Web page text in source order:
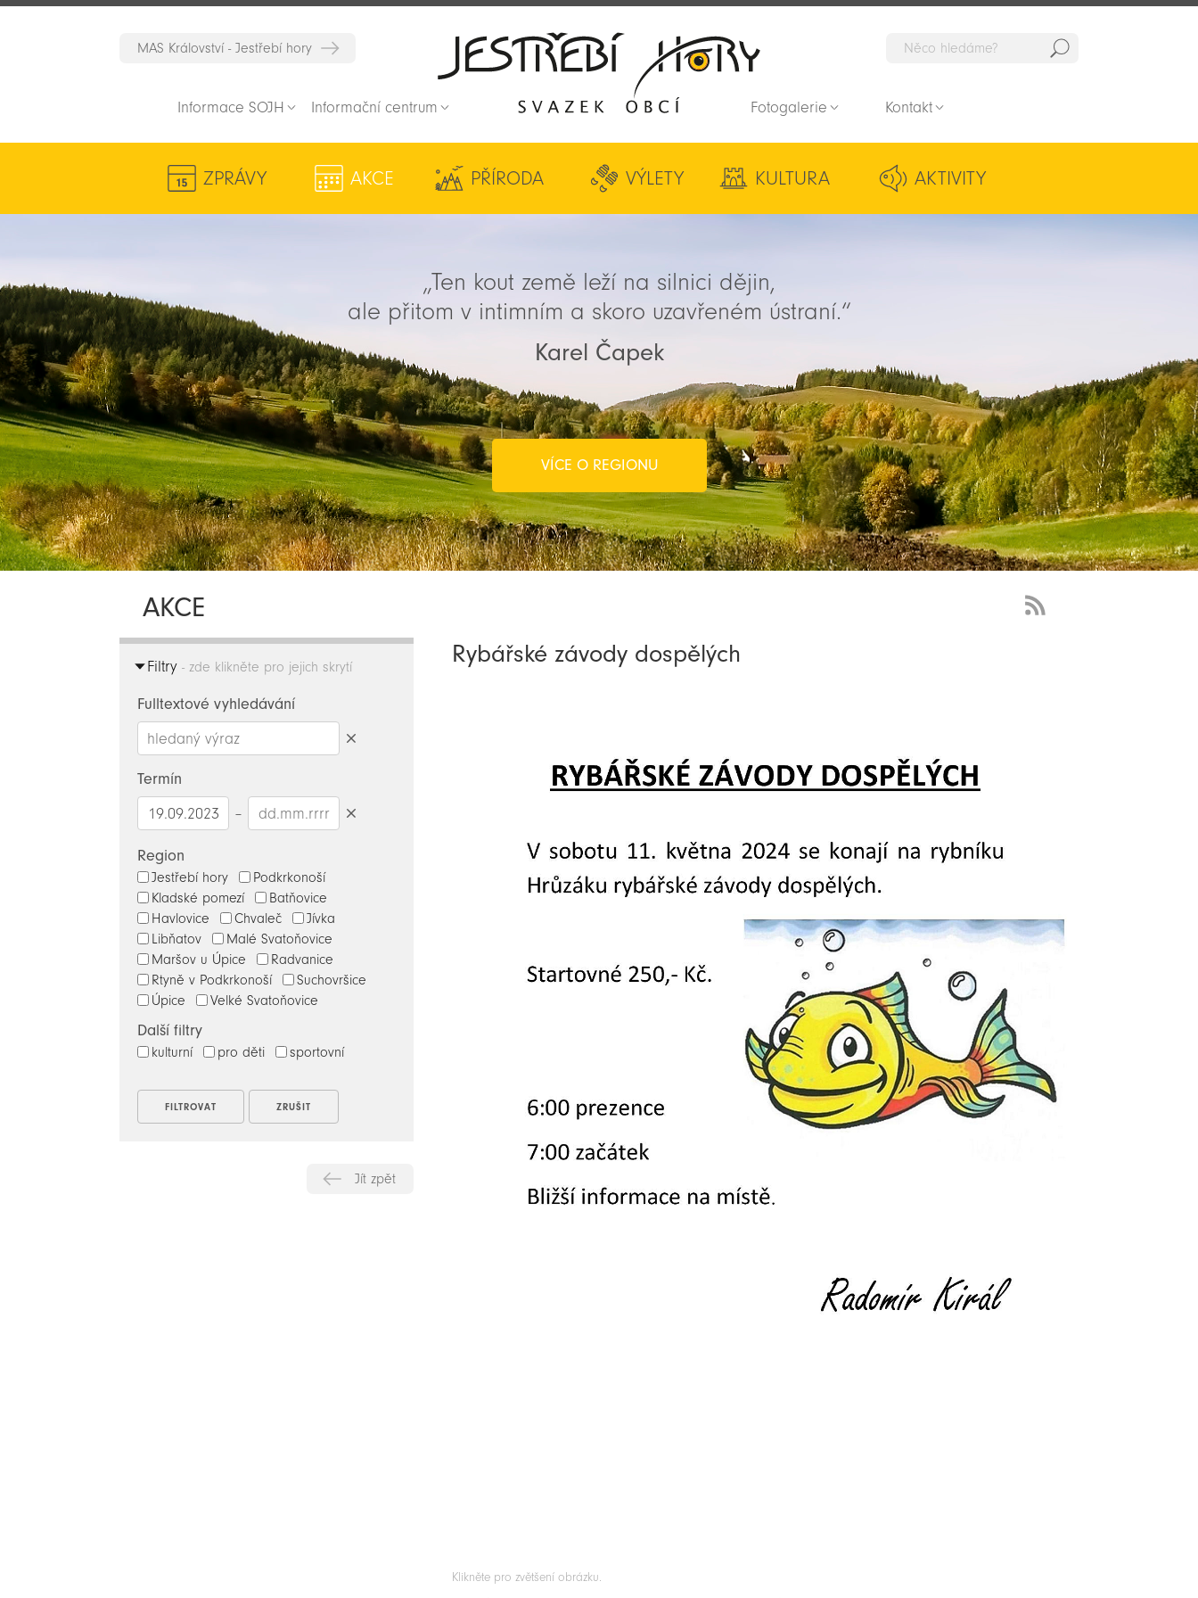
MAS Království - Jestřebí hory
Informace SOJH Informační centrum Fotogalerie Kontakt
ZPRÁVY AKCE PŘÍRODA VÝLETY KULTURA AKTIVITY
„Ten kout země leží na silnici dějin,
ale přitom v intimním a skoro uzavřeném ústraní.“
Karel Čapek
VÍCE O REGIONU
AKCE
Filtry - zde klikněte pro jejich skrytí
Fulltextové vyhledávání
Termín
–
Region
Jestřebí hory
Podkrkonoší
Kladské pomezí
Batňovice
Havlovice
Chvaleč
Jívka
Libňatov
Malé Svatoňovice
Maršov u Úpice
Radvanice
Rtyně v Podkrkonoší
Suchovršice
Úpice
Velké Svatoňovice
Další filtry
kulturní pro děti sportovní
Jít zpět
Rybářské závody dospělých
Klikněte pro zvětšení obrázku.